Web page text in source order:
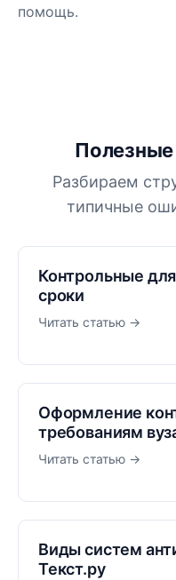
помощь.
Полезные
Разбираем
типичные
Контрольные
сроки
Читать статью →
Оформление
требованиям
Читать статью →
Виды систем
Текст.ру